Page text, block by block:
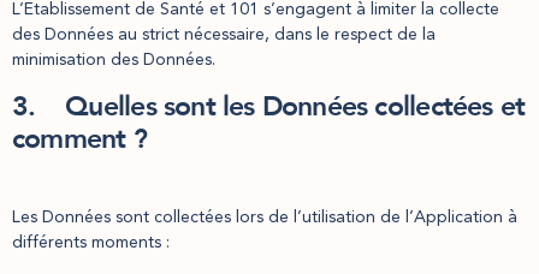
L’Etablissement de Santé et 101 s’engagent à limiter la collecte
des Données au strict nécessaire, dans le respect de la
minimisation des Données.
3. Quelles sont les Données collectées et
comment ?
Les Données sont collectées lors de l’utilisation de l’Application à
différents moments :